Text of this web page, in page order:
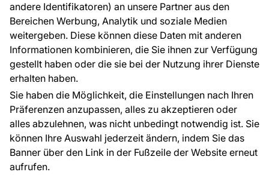
andere Identifikatoren) an unsere Partner aus den
Bereichen Werbung, Analytik und soziale Medien
weitergeben. Diese können diese Daten mit anderen
Informationen kombinieren, die Sie ihnen zur Verfügung
gestellt haben oder die sie bei der Nutzung ihrer Dienste
erhalten haben.
Sie haben die Möglichkeit, die Einstellungen nach Ihren
Präferenzen anzupassen, alles zu akzeptieren oder
alles abzulehnen, was nicht unbedingt notwendig ist. Sie
können Ihre Auswahl jederzeit ändern, indem Sie das
Banner über den Link in der Fußzeile der Website erneut
aufrufen.
FAQ
Kontakt
Haben Sie Fragen? Wir helfen Ihnen gerne weiter
und beraten Sie persönlich.
+49 781 95633072
service@tapeteneshop.de
Zahlungsarten: